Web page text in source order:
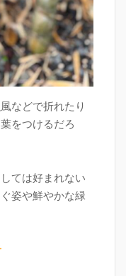
などで折れたり
をつけるだろ
ては好まれない
姿や鮮やかな緑